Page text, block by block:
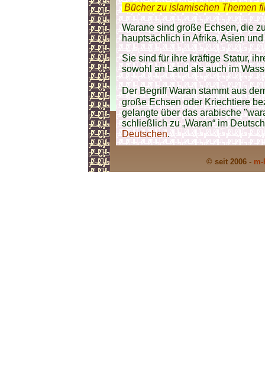
Bücher zu islamischen Themen
Warane sind große Echsen, die
hauptsächlich in Afrika, Asien
Sie sind für ihre kräftige Statur,
sowohl an Land als auch im
Der Begriff Waran stammt aus
große Echsen oder Kriechtiere
gelangte über das arabische
schließlich zu „Waran“ im
Deutschen.
© seit 2006 -